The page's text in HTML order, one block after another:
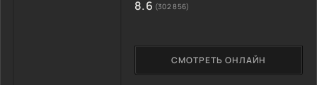
СМОТРЕТЬ ОНЛАЙН
8.6 (302 856)